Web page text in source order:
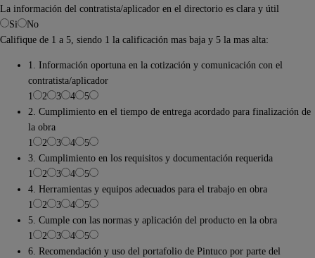
La información del contratista/aplicador en el directorio es clara y útil
Si
No
Califique de 1 a 5, siendo 1 la calificación mas baja y 5 la mas alta:
1. Información oportuna en la cotización y comunicación con el
contratista/aplicador
1
2 3 4
5
2. Cumplimiento en el tiempo de entrega acordado para finalización de
la obra
1
2 3 4
5
3. Cumplimiento en los requisitos y documentación requerida
1
2 3 4
5
4. Herramientas y equipos adecuados para el trabajo en obra
1
2 3 4
5
5. Cumple con las normas y aplicación del producto en la obra
1
2 3 4
5
6. Recomendación y uso del portafolio de Pintuco por parte del